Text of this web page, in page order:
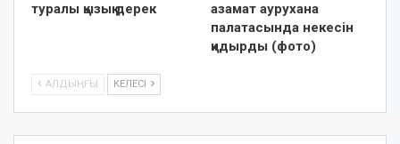
туралы қызық дерек
азамат аурухана
палатасында некесін
қидырды (фото)
АЛДЫҢҒЫ КЕЛЕСІ